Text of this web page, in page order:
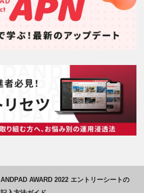
ANDPAD AWARD 2022 エントリーシートの